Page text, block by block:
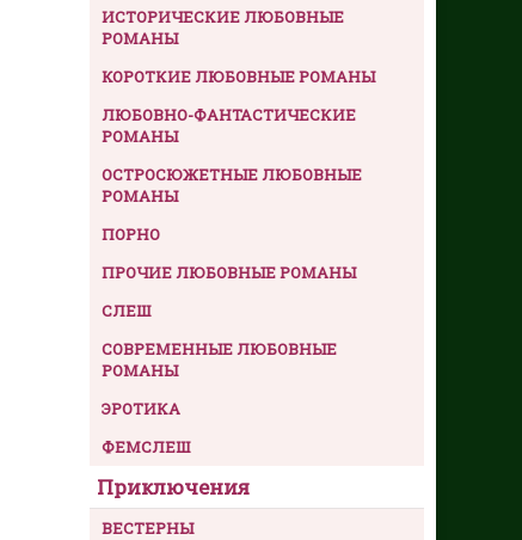
ИСТОРИЧЕСКИЕ ЛЮБОВНЫЕ
РОМАНЫ
КОРОТКИЕ ЛЮБОВНЫЕ РОМАНЫ
ЛЮБОВНО-ФАНТАСТИЧЕСКИЕ
РОМАНЫ
ОСТРОСЮЖЕТНЫЕ ЛЮБОВНЫЕ
РОМАНЫ
ПОРНО
ПРОЧИЕ ЛЮБОВНЫЕ РОМАНЫ
СЛЕШ
СОВРЕМЕННЫЕ ЛЮБОВНЫЕ
РОМАНЫ
ЭРОТИКА
ФЕМСЛЕШ
Приключения
ВЕСТЕРНЫ